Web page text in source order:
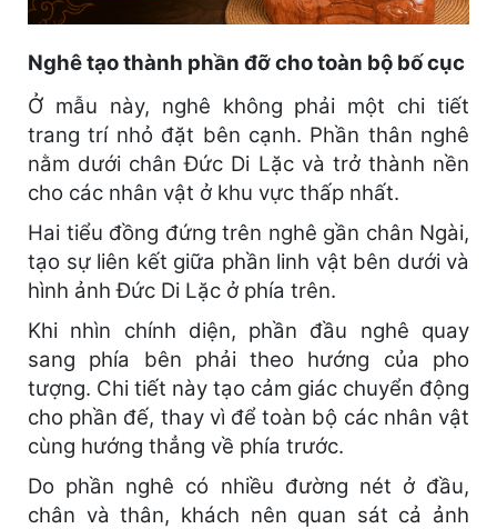
Nghê tạo thành phần đỡ cho toàn bộ bố cục
Ở mẫu này, nghê không phải một chi tiết
trang trí nhỏ đặt bên cạnh. Phần thân nghê
nằm dưới chân Đức Di Lặc và trở thành nền
cho các nhân vật ở khu vực thấp nhất.
Hai tiểu đồng đứng trên nghê gần chân Ngài,
tạo sự liên kết giữa phần linh vật bên dưới và
hình ảnh Đức Di Lặc ở phía trên.
Khi nhìn chính diện, phần đầu nghê quay
sang phía bên phải theo hướng của pho
tượng. Chi tiết này tạo cảm giác chuyển động
cho phần đế, thay vì để toàn bộ các nhân vật
cùng hướng thẳng về phía trước.
Do phần nghê có nhiều đường nét ở đầu,
chân và thân, khách nên quan sát cả ảnh